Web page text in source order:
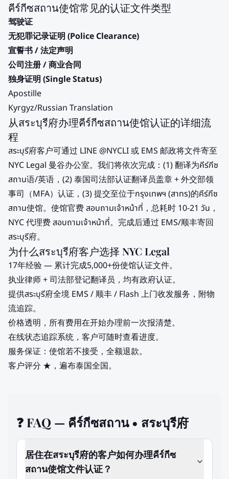
คีร์กีซสถาน使馆常见的认证文件类型
驾驶证
无犯罪记录证明 (Police Clearance)
宣誓书 / 法定声明
公司注册 / 商业合同
独身证明 (Single Status)
Apostille
Kyrgyz/Russian Translation
从สระบุรี府办理คีร์กีซสถาน使馆认证的详细流
程
สระบุรี府客户可通过 LINE @NYCLI 或 EMS 邮政将文件寄至
NYC Legal 曼谷办公室。我们将依次完成：(1) 翻译为คีร์กีซ
สถาน语/英语，(2) 泰国司法部认证翻译员盖章 + 外交部领
事司（MFA）认证，(3) 提交至位于กรุงเทพฯ (สาทร)的คีร์กีซ
สถาน使馆。使馆官费 สอบถามเจ้าหน้าที่，总耗时 10-21 วัน，
NYC 代理费 สอบถามเจ้าหน้าที่。完成后通过 EMS/顺丰寄回
สระบุรี府。
为什么สระบุรี府客户选择 NYC Legal
17年经验 — 累计完成5,000+份使馆认证文件。
执业律师 + 司法部登记翻译员，均有政府认证。
提供สระบุรี府全境 EMS / 顺丰 / Flash 上门收发服务，附物
流追踪。
价格透明，所有费用在开始办理前一次报清楚。
在线状态追踪系统，客户可随时查看进度。
服务保证：使馆若不接受，全额退款。
客户评分 ★，遍布泰国全国。
❓ FAQ — คีร์กีซสถาน • สระบุรี府
居住在สระบุรี府的客户如何办理คีร์กีซ
สถาน使馆文件认证？